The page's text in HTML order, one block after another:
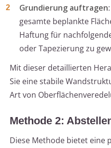
Grundierung auftragen
gesamte beplankte
Haftung für
oder Tapezierung zu
Mit dieser detaillierten
Sie eine stabile
Art von
Methode 2:
Diese Methode bietet eine